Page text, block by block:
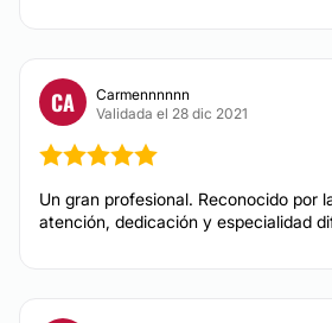
CIRUGÍA ÍNTIMA
Labioplastia
CA
Carmennnnnn
Validada el 28 dic 2021
Un gran profesional. Reconocido por
atención, dedicación y especialidad